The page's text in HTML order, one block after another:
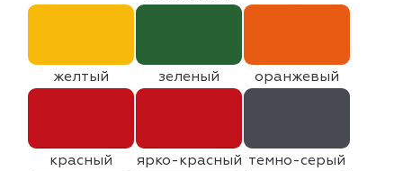
желтый зеленый оранжевый
красный ярко-красный темно-серый